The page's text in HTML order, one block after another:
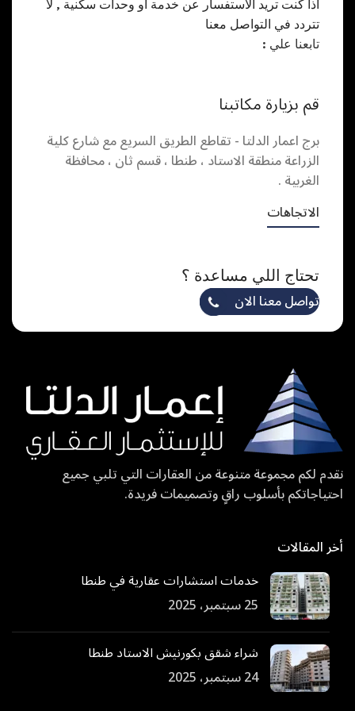
اذا كنت تريد الاستفسار عن خدمة او وحدات سكنية , لا
تتردد في التواصل معنا
تابعنا علي :
قم بزيارة مكاتبنا
برج اعمار الدلتا - تقاطع الطريق السريع مع شارع كلية
الزراعة منطقة الاستاد ، طنطا ، قسم ثان ، محافظة
الغربية .
الاتجاهات
تحتاج اللي مساعدة ؟
تواصل معنا الان
نقدم لكم مجموعة متنوعة من العقارات التي تلبي جميع
احتياجاتكم بأسلوب راقٍ وتصميمات فريدة.
أخر المقالات
خدمات استشارات عقارية في طنطا
25 سبتمبر، 2025
شراء شقق بكورنيش الاستاد طنطا
24 سبتمبر، 2025